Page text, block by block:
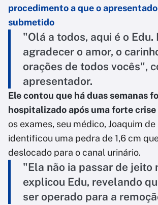
procedimento a que o
submetido
"Olá a todos, aqui é o Edu.
agradecer o amor, o
orações de todos vocês",
apresentador.
Ele contou que há duas semanas
hospitalizado após uma forte
os exames, seu médico, Joaquim
identificou uma pedra de 1,6 cm
deslocado para o canal urinário.
"Ela não ia passar de jeito
explicou Edu, revelando
ser operado para a